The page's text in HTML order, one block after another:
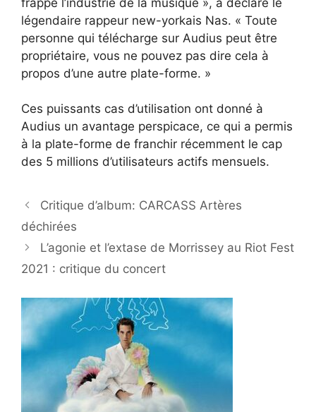
légendaire rappeur new-yorkais Nas. « Toute
personne qui télécharge sur Audius peut être
propriétaire, vous ne pouvez pas dire cela à
propos d’une autre plate-forme. »
Ces puissants cas d’utilisation ont donné à
Audius un avantage perspicace, ce qui a permis
à la plate-forme de franchir récemment le cap
des 5 millions d’utilisateurs actifs mensuels.
Critique d’album: CARCASS Artères
déchirées
L’agonie et l’extase de Morrissey au Riot Fest
2021 : critique du concert